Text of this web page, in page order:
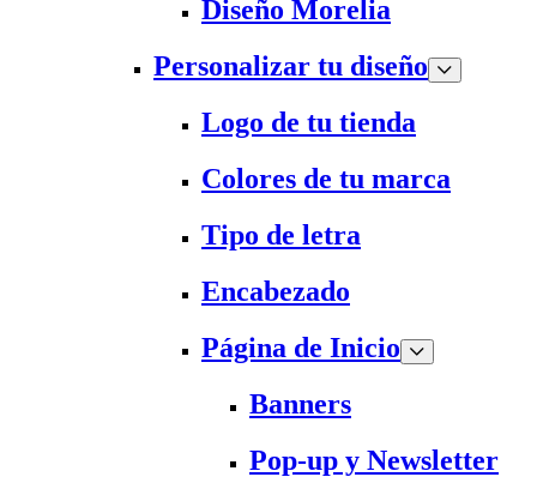
Diseño Morelia
Personalizar tu diseño
Logo de tu tienda
Colores de tu marca
Tipo de letra
Encabezado
Página de Inicio
Banners
Pop-up y Newsletter